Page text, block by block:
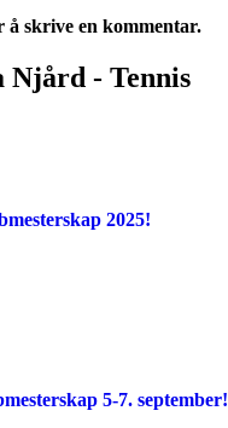
å skrive en kommentar.
Njård - Tennis
2025!
5-7. september!